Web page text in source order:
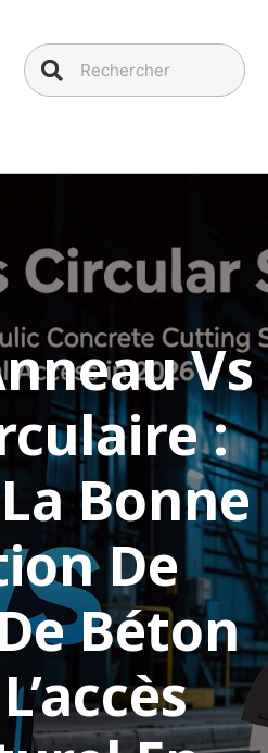
Vs
:
Bonne
De
Béton